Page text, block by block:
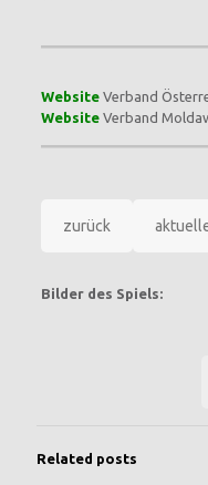
WebsiteVerband
WebsiteVerband
zurück
Bilder des Spiels:
Related posts